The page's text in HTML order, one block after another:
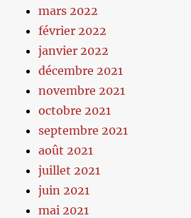
mars 2022
février 2022
janvier 2022
décembre 2021
novembre 2021
octobre 2021
septembre 2021
août 2021
juillet 2021
juin 2021
mai 2021